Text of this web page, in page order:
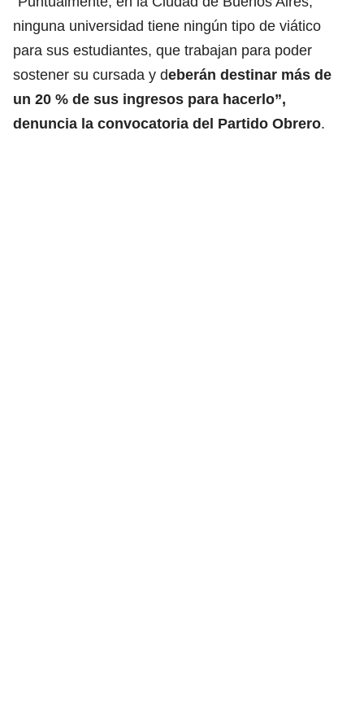
ninguna universidad tiene ningún tipo de viático
para sus estudiantes, que trabajan para poder
sostener su cursada y deberán destinar más de
un 20 % de sus ingresos para hacerlo”,
denuncia la convocatoria del Partido Obrero.